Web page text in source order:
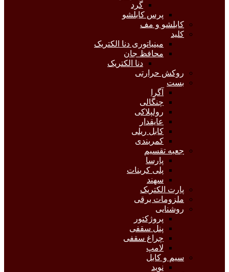
گرد
پرس کابلشو
کابلشو و مف
کلید
مینیاتوری دنا الکتریک
محافظ جان
دنا الکتریک
روکش حرارتی
بست
آگرا
چنگالی
رولپلاکی
عایقدار
کابل ریلی
کمربندی
جعبه تقسیم
پارسا
پلی کربنات
سهند
پارت الکتریک
ملزومات برقی
روشنایی
پروژکتور
پنل سقفی
چراغ سقفی
لامپ
سیم و کابل
نوید